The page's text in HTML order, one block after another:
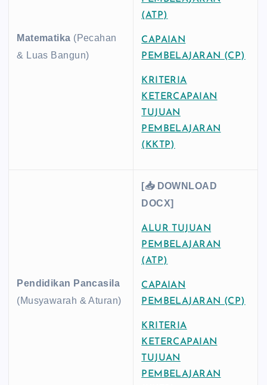
Matematika (Pecahan
& Luas Bangun)
(ATP)
CAPAIAN
PEMBELAJARAN (CP)
KRITERIA
KETERCAPAIAN
TUJUAN
PEMBELAJARAN
(KKTP)
Pendidikan Pancasila
(Musyawarah & Aturan)
[📥 DOWNLOAD
DOCX]
ALUR TUJUAN
PEMBELAJARAN
(ATP)
CAPAIAN
PEMBELAJARAN (CP)
KRITERIA
KETERCAPAIAN
TUJUAN
PEMBELAJARAN